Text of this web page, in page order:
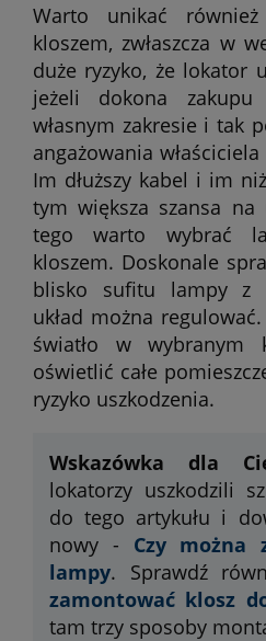
Warto unikać
kloszem, zwłaszcza w
duże ryzyko, że lokator
jeżeli dokona
własnym zakresie i tak
angażowania
Im dłuższy kabel i im
tym większa szansa na
tego warto wybrać
kloszem. Doskonale
blisko sufitu lampy z
układ można
światło w wybranym
oświetlić całe
ryzyko uszkodzenia.
Wskazówka dla
lokatorzy uszkodzili
do tego artykułu i
nowy - Czy można
lampy. Sprawdź
zamontować klosz
tam trzy sposoby